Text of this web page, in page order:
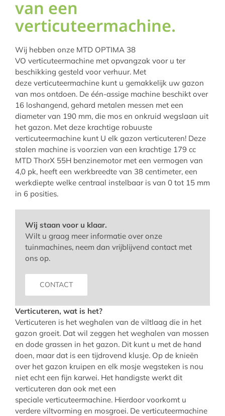
van een
verticuteermachine.
Wij hebben onze MTD OPTIMA 38
VO verticuteermachine met opvangzak voor u ter
beschikking gesteld voor verhuur. Met
deze verticuteermachine kunt u gemakkelijk uw gazon
van mos ontdoen. De één-assige machine beschikt over
16 loshangend, gehard metalen messen met een
diameter van 190 mm, die mos en onkruid wegslaan uit
het gazon. Met deze krachtige robuuste
verticuteermachine kunt U elk gazon verticuteren! Deze
stalen machine is voorzien van een krachtige 179 cc
MTD ThorX 55H benzinemotor met een vermogen van
4,0 pk, heeft een werkbreedte van 38 centimeter, een
werkdiepte welke centraal instelbaar is van 0 tot 15 mm
in 6 posities.
Wij staan voor u klaar.
Wilt u graag meer informatie over onze
tuinmachines, neem dan vrijblijvend contact met
ons op.
CONTACT
Verticuteren, wat is het?
Verticuteren is het weghalen van de viltlaag die in het
gazon groeit. Dat wil zeggen het weghalen van mossen
en dode grassen in het gazon. Dit kunt u met de hand
doen, maar dat is een tijdrovend klusje. Op de knieën
over het gazon kruipen en elk mosje wegsteken is nou
niet echt een fijn karwei. Het handigste werkt dit
verticuteren dan ook met een
speciale verticuteermachine. Hierdoor voorkomt u
verdere viltvorming en mosgroei. De verticuteermachine